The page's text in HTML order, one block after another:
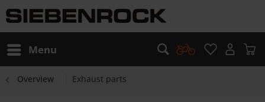
Menu
Overview Exhaust parts